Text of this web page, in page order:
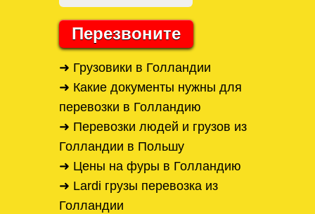
Перезвоните
➜ Грузовики в Голландии
➜ Какие документы нужны для
перевозки в Голландию
➜ Перевозки людей и грузов из
Голландии в Польшу
➜ Цены на фуры в Голландию
➜ Lardi грузы перевозка из
Голландии